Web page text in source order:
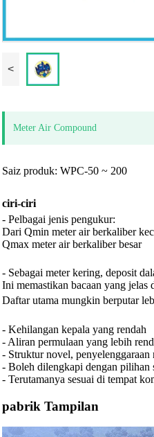
<
Meter Air Compound
Saiz produk: WPC-50 ~ 200
ciri-ciri
- Pelbagai jenis pengukur:
Dari Qmin meter air berkaliber
Qmax meter air berkaliber besar
- Sebagai meter kering, deposit
Ini memastikan bacaan yang jelas
Daftar utama mungkin berputar
- Kehilangan kepala yang rendah
- Aliran permulaan yang lebih
- Struktur novel, penyelenggaraan
- Boleh dilengkapi dengan pilihan
- Terutamanya sesuai di tempat
pabrik Tampilan